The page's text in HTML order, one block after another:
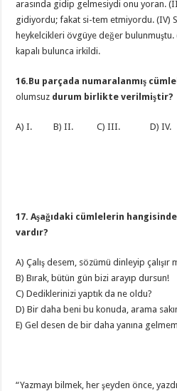
arasında gidip gelmesiydi onu yoran.
gidiyordu; fakat si-tem etmiyordu. (IV)
heykelcikleri övgüye değer bulunmuştu.
kapalı bulunca irkildi.
16.Bu parçada numaralanmış
olumsuz durum birlikte verilmiştir?
A) I. B) II. C) III. D) IV.
17. Aşağıdaki cümlelerin hangisinde
vardır?
A) Çalış desem, sözümü dinleyip çalışır
B) Bırak, bütün gün bizi arayıp dursun!
C) Dediklerinizi yaptık da ne oldu?
D) Bir daha beni bu konuda, arama
E) Gel desen de bir daha yanına
“Yazmayı bilmek, her şeyden önce,